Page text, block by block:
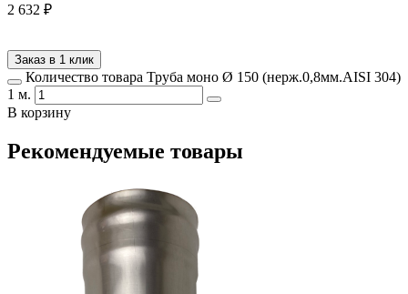
2 632 ₽
Заказ в 1 клик
Количество товара Труба моно Ø 150 (нерж.0,8мм.AISI 304)
1 м.
В корзину
Рекомендуемые товары